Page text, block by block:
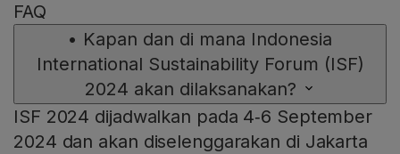
FAQ
• Kapan dan di mana Indonesia
International Sustainability Forum (ISF)
2024 akan dilaksanakan?
ISF 2024 dijadwalkan pada 4‑6 September
2024 dan akan diselenggarakan di Jakarta